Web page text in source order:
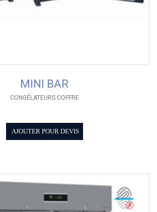
MINI BAR
CONGÉLATEURS COFFRE
AJOUTER POUR DEVIS